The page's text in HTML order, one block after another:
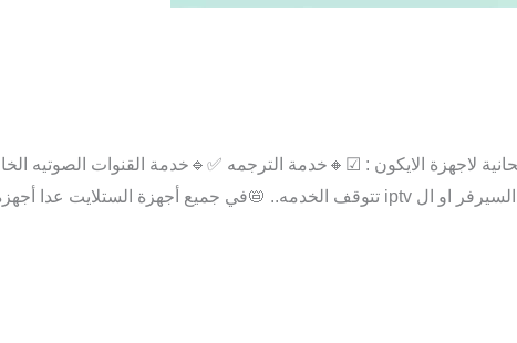
لاجهزة الايكون : ☑🔸خدمة الترجمه ✅🔹خدمة القنوات الصوتيه